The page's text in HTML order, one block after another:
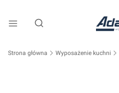
Otwórz wyszukiwarkę
Strona główna Wyposażenie kuchni